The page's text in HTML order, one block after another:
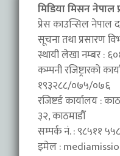
मिडिया मिसन नेपाल
प्रेस काउन्सिल नेपाल
सूचना तथा प्रसारण
स्थायी लेखा नम्बर :
कम्पनी रजिष्ट्रारको
१९३२८८/०७५/०७६
रजिष्टर्ड कार्यालय :
३२, काठमाडौँ
सम्पर्क नं. : ९८५११
इमेल :